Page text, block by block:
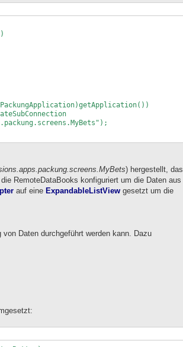
String[] {"MATCHDAY",
String[] {"MATCHBEGIN",
) hergestellt, das
RemoteDataBooks konfiguriert um die Daten aus
auf eine ExpandableListView gesetzt um die
Daten durchgeführt werden kann. Dazu